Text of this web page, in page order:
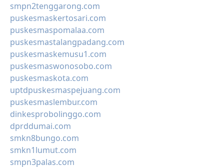
smpn2tenggarong.com
puskesmaskertosari.com
puskesmaspomalaa.com
puskesmastalangpadang.com
puskesmaskemusu1.com
puskesmaswonosobo.com
puskesmaskota.com
uptdpuskesmaspejuang.com
puskesmaslembur.com
dinkesprobolinggo.com
dprddumai.com
smkn8bungo.com
smkn1lumut.com
smpn3palas.com